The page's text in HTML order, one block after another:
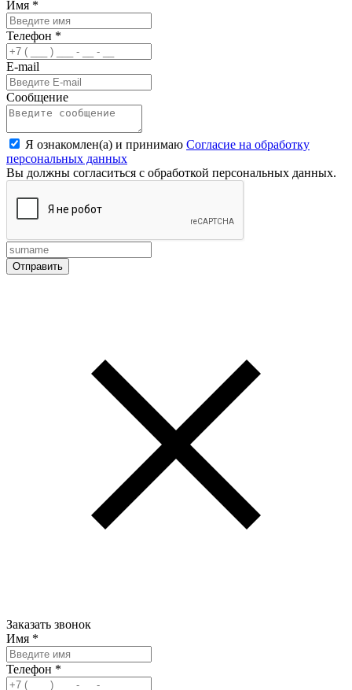
Имя *
Телефон *
E-mail
Сообщение
Я ознакомлен(а) и принимаю Согласие на обработку
персональных данных
Вы должны согласиться с обработкой персональных данных.
Заказать звонок
Имя *
Телефон *